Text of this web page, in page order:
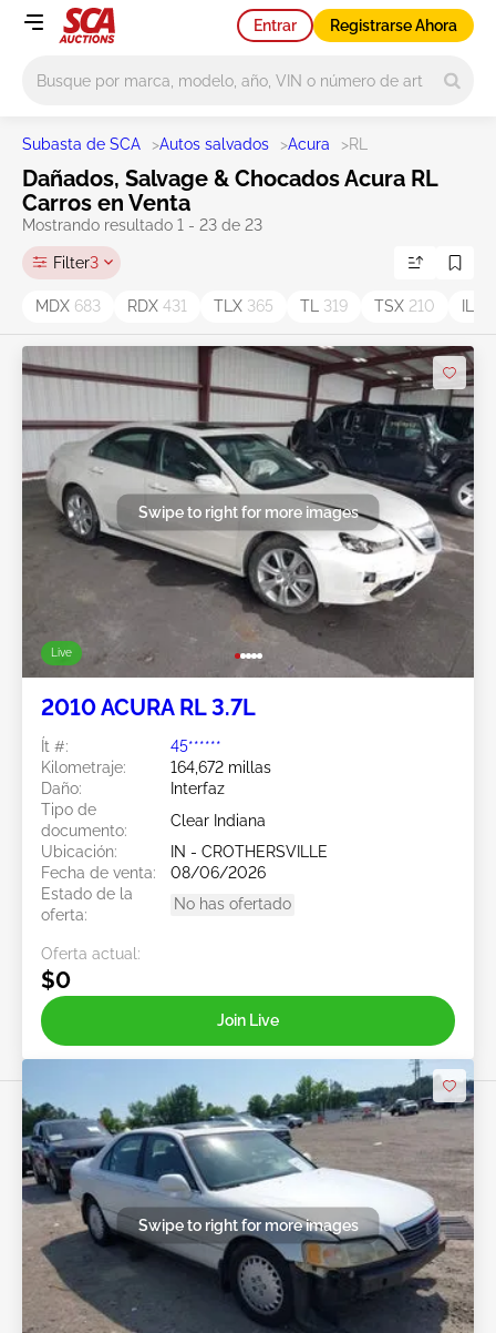
Entrar Registrarse Ahora
Subasta de SCA >Autos salvados >Acura >RL
Dañados, Salvage & Chocados Acura RL
Carros en Venta
Mostrando resultado 1 - 23 de 23
Filter3
MDX 683 RDX 431 TLX 365 TL 319 TSX 210
Live
Swipe to right for more images
2010 ACURA RL 3.7L
Ít #:
45******
Kilometraje:
164,672 millas
Daño:
Interfaz
Tipo de
documento:
Clear Indiana
Ubicación:
IN - CROTHERSVILLE
Fecha de venta:
08/06/2026
Estado de la
oferta:
No has ofertado
Oferta actual:
$0
Join Live
Swipe to right for more images